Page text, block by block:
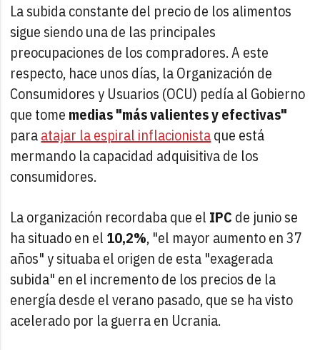
La subida constante del precio de los alimentos
sigue siendo una de las principales
preocupaciones de los compradores. A este
respecto, hace unos días, la Organización de
Consumidores y Usuarios (OCU) pedía al Gobierno
que tome medias "más valientes y efectivas"
paraatajar la espiral inflacionistaque está
mermando la capacidad adquisitiva de los
consumidores.
La organización recordaba que el IPC de junio se
ha situado en el 10,2%, "el mayor aumento en 37
años" y situaba el origen de esta "exagerada
subida" en el incremento de los precios de la
energía desde el verano pasado, que se ha visto
acelerado por la guerra en Ucrania.